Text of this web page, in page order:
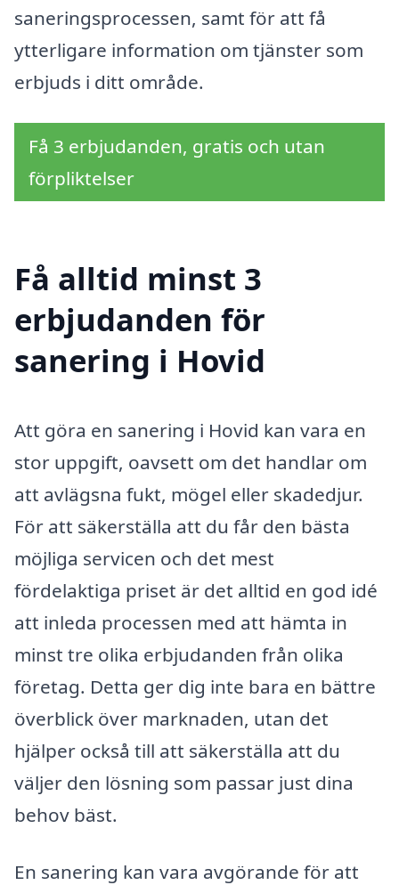
saneringsprocessen, samt för att få
ytterligare information om tjänster som
erbjuds i ditt område.
Få 3 erbjudanden, gratis och utan
förpliktelser
Få alltid minst 3
erbjudanden för
sanering i Hovid
Att göra en sanering i Hovid kan vara en
stor uppgift, oavsett om det handlar om
att avlägsna fukt, mögel eller skadedjur.
För att säkerställa att du får den bästa
möjliga servicen och det mest
fördelaktiga priset är det alltid en god idé
att inleda processen med att hämta in
minst tre olika erbjudanden från olika
företag. Detta ger dig inte bara en bättre
överblick över marknaden, utan det
hjälper också till att säkerställa att du
väljer den lösning som passar just dina
behov bäst.
En sanering kan vara avgörande för att